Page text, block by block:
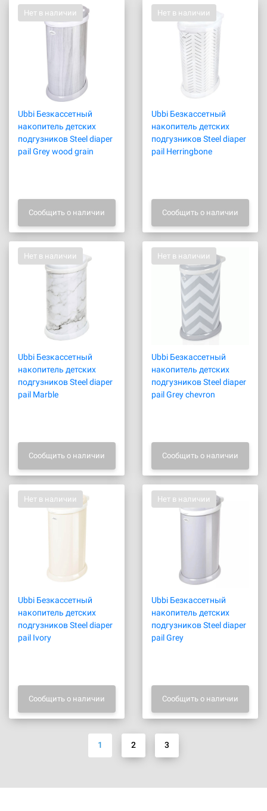
Нет в наличии
Ubbi Безкассетный
накопитель детских
подгузников Steel diaper
pail Grey wood grain
Сообщить о наличии
Нет в наличии
Ubbi Безкассетный
накопитель детских
подгузников Steel diaper
pail Herringbone
Сообщить о наличии
Нет в наличии
Ubbi Безкассетный
накопитель детских
подгузников Steel diaper
pail Marble
Сообщить о наличии
Нет в наличии
Ubbi Безкассетный
накопитель детских
подгузников Steel diaper
pail Grey chevron
Сообщить о наличии
Нет в наличии
Ubbi Безкассетный
накопитель детских
подгузников Steel diaper
pail Ivory
Сообщить о наличии
Нет в наличии
Ubbi Безкассетный
накопитель детских
подгузников Steel diaper
pail Grey
Сообщить о наличии
1 2 3